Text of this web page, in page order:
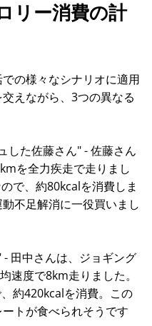
リー消費の計
の様々なシナリオに適用
えながら、3つの異なる
した佐藤さん" - 佐藤さん
を全力疾走で走りまし
で、約80kcalを消費しま
不足解消に一役買いまし
田中さんは、ジョギング
速度で8km走りました。
約420kcalを消費。この
トが食べられそうです